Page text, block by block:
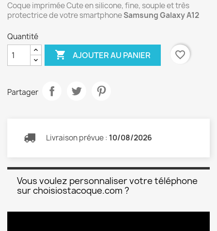
Coque imprimée Cute en silicone, fine, souple et très
protectrice de votre smartphoneSamsung Galaxy A12
Quantité
 AJOUTER AU PANIER favorite_border
Partager
Livraison prévue : 10/08/2026
Vous voulez personnaliser votre téléphone
sur choisiostacoque.com ?